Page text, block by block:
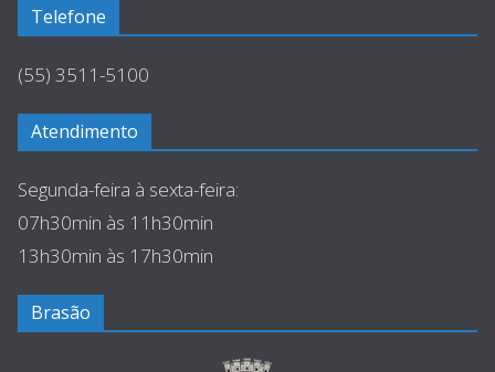
Telefone
(55) 3511-5100
Atendimento
Segunda-feira à sexta-feira:
07h30min às 11h30min
13h30min às 17h30min
Brasão